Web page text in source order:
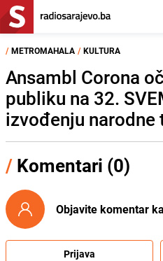
/ METROMAHALA / KULTURA
Ansambl Corona
publiku na 32.
izvođenju
/ Komentari (0)
Objavite komentar
Prijava